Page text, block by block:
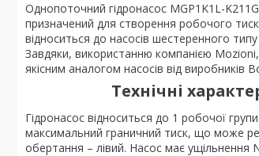
Однопоточний гідронасос MGP1K1L-
призначений для створення робочого
відноситься до насосів шестеренного
Завдяки, використанню компанією Mozioni,
якісним аналогом насосів від виробників
Технічні
Гідронасос відноситься до 1 робочої
максимальний граничний тиск, що може
обертання – лівий. Насос має ущільнення